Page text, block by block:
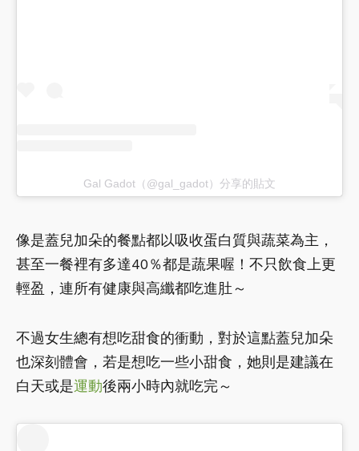
Gal Gadot（@gal_gadot）分享的貼文
像是蓋兒加朵的餐點都以吸收蛋白質與蔬菜為主，
甚至一餐裡有多達40％都是蔬果喔！不只飲食上更
輕盈，連所有健康與高纖都吃進肚～
不過女生總有想吃甜食的衝動，對於這點蓋兒加朵
也深刻體會，若是想吃一些小甜食，她則是建議在
白天或是運動後兩小時內就吃完～